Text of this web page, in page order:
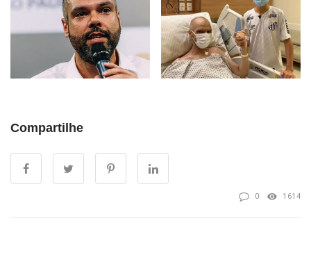
Compartilhe
0 1614